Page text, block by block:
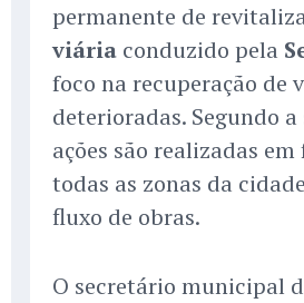
permanente de
viária conduzido pela
foco na recuperação de
deterioradas. Segundo
ações são realizadas
todas as zonas da
fluxo de obras.
O secretário municipal